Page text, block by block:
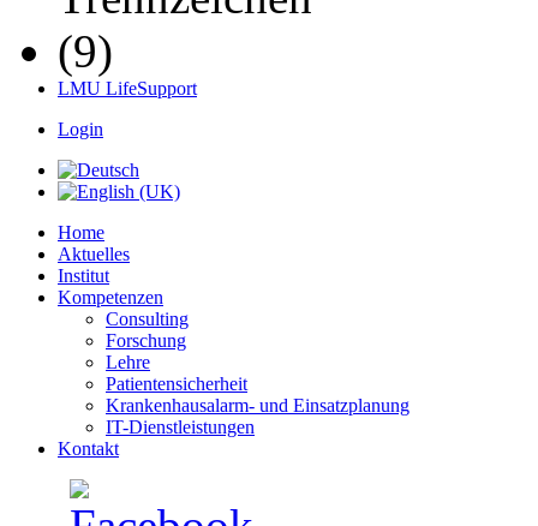
LMU LifeSupport
Login
Home
Aktuelles
Institut
Kompetenzen
Consulting
Forschung
Lehre
Patientensicherheit
Krankenhausalarm- und Einsatzplanung
IT-Dienstleistungen
Kontakt